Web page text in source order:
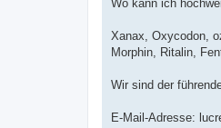
Wo kann ich
Xanax, Oxycodon,
Morphin, Ritalin,
Wir sind der
E-Mail-Adresse: